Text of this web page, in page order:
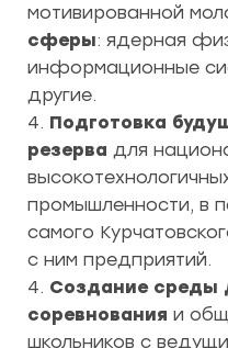
мотивированной
сферы: ядерная
информационные
другие.
4. Подготовка
резерва для
промышленности, в
самого
с ним предприятий.
4. Создание среды
соревнования и
школьников с